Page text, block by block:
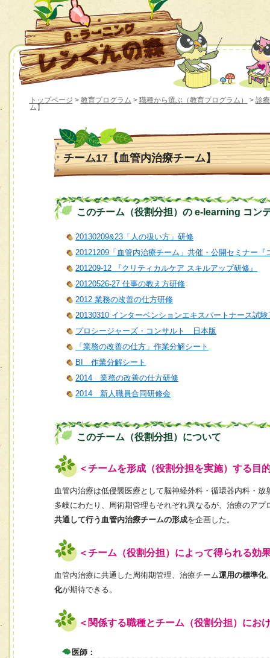
トップページ > 教育プログラム > 職種から選ぶ（教育プログラム） > 診
ム】
チーム17【血管内治療チーム】
このチーム（役割分担）の e-learning コン
20130209&23「人の扱い方」研修
20121209「血管内治療チーム」共催・公開セミナー
201209-12 『クリティカルケア スキルアップ研修』
20120526-27 仕事の教え方研修
2012 業務の改善の仕方研修
20130310 インターベンションエキスパートナース試
プロシージャーズ・コンサルト 日本版
「業務の改善の仕方」作業分解シート
BI 作業分解シート
2014 業務の改善の仕方研修
2014 新人職員合同研修会
このチーム（役割分担）について
＜チームを形成（役割分担を実施）する目
血管内治療は低侵襲医療として脳神経外科・循環器内科・
多岐にわたり、周術期管理もそれぞれ異なるが、治療のア
共通して行う血管内治療チームの形成を企画した。
＜チーム（役割分担）によって得られる効
血管内治療に共通した周術期管理、治療チーム運用の標準化
化が期待できる。
＜関係する職種とチーム（役割分担）にお
医師：